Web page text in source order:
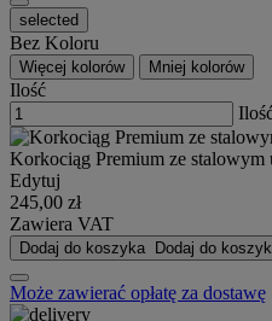
selected
Bez Koloru
Więcej kolorów Mniej kolorów
Ilość
Korkociąg Premium ze stalowym
Edytuj
245,00 zł
Zawiera VAT
Dodaj do koszyka Dodaj do
Może zawierać opłatę za dostawę